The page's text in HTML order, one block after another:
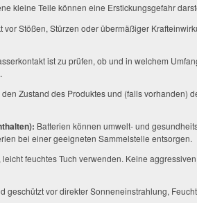
kleine Teile können eine Erstickungsgefahr
vor Stößen, Stürzen oder übermäßiger
ist zu prüfen, ob und in welchem
Zustand des Produktes und (falls vorhanden)
Batterien können umwelt- und
bei einer geeigneten Sammelstelle entsorgen.
feuchtes Tuch verwenden. Keine
geschützt vor direkter Sonneneinstrahlung,